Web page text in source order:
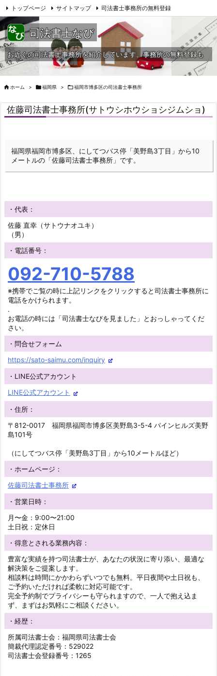
トップページ サイトマップ 司法書士事務所の無料登録
当HPへの問合せ
司法書士なび
お近くの司法書士事務所を紹介しています。事務所の無料登録も
 ホーム > 福岡県 > 福岡市博多区の司法書士事務所
佐藤司法書士事務所(サトウシホウショシジムショ)
福岡県福岡市博多区、にしてつバス停「美野島3丁目」から10
メートルの「佐藤司法書士事務所」です。
・代表：
佐藤 直幸（サトウナオユキ）
（男）
・電話番号：
092-710-5788
※携帯でご覧の時に上記リンクをクリックすると司法書士事務所に
電話をかけられます。
.
お電話の時には「司法書士なびを見ました」とおっしゃってくだ
さい。
・問合せフォーム
https://sato-saimu.com/inquiry
・LINE公式アカウント
LINE公式アカウント
・住所：
〒812-0017 福岡県福岡市博多区美野島3-5-4 パインヒルズ美野
島101号
（にしてつバス停「美野島3丁目」から10メートルほど）
・ホームページ：
佐藤司法書士事務所
・営業日時：
月〜金：9:00〜21:00
土日祝：定休日
・得意とされる業務内容：
豊富な実績を持つ司法書士が、あなたの状況に寄り添い、最適な
解決策をご提案します。
相談料は時間にかかわらずいつでも無料。平日夜間や土日祝も、
ご予約いただければ柔軟に対応可能です。
完全予約制でプライバシーも守られますので、一人で抱え込ま
ず、まずはお気軽にご相談ください。
・経歴：
所属司法書士会：福岡県司法書士会
簡裁代理認定番号：529022
司法書士会登録番号：1265